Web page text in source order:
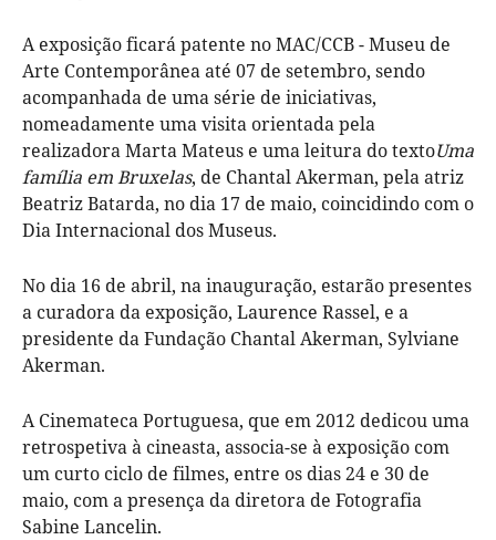
A exposição ficará patente no MAC/CCB - Museu de
Arte Contemporânea até 07 de setembro, sendo
acompanhada de uma série de iniciativas,
nomeadamente uma visita orientada pela
realizadora Marta Mateus e uma leitura do textoUma
família em Bruxelas, de Chantal Akerman, pela atriz
Beatriz Batarda, no dia 17 de maio, coincidindo com o
Dia Internacional dos Museus.
No dia 16 de abril, na inauguração, estarão presentes
a curadora da exposição, Laurence Rassel, e a
presidente da Fundação Chantal Akerman, Sylviane
Akerman.
A Cinemateca Portuguesa, que em 2012 dedicou uma
retrospetiva à cineasta, associa-se à exposição com
um curto ciclo de filmes, entre os dias 24 e 30 de
maio, com a presença da diretora de Fotografia
Sabine Lancelin.